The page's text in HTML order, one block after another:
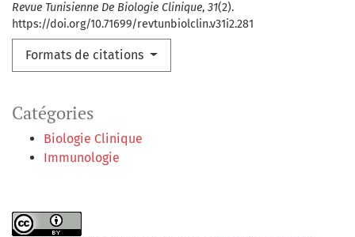
Catégories
Biologie Clinique
Immunologie
Revue Tunisienne De Biologie Clinique, 31(2).
https://doi.org/10.71699/revtunbiolclin.v31i2.281
Formats de citations